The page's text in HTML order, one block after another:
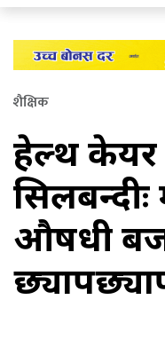
शैक्षिक
हेल्थ केयर
औषधी